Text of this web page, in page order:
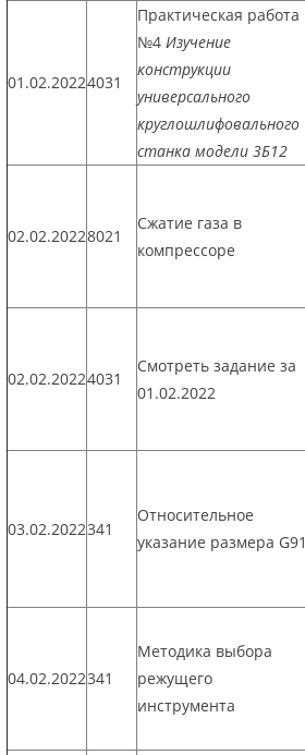
01.02.20224031
Практическая работа
№4 Изучение
конструкции
универсального
круглошлифовального
станка модели 3Б12
02.02.20228021
Сжатие газа в
компрессоре
02.02.20224031
Смотреть задание за
01.02.2022
03.02.2022341
Относительное
указание размера G91
04.02.2022341
Методика выбора
режущего
инструмента